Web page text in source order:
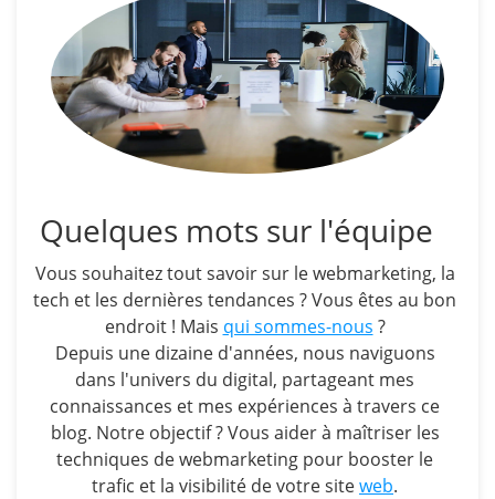
Quelques mots sur l'équipe
Vous souhaitez tout savoir sur le webmarketing, la
tech et les dernières tendances ? Vous êtes au bon
endroit ! Mais qui sommes-nous ?
Depuis une dizaine d'années, nous naviguons
dans l'univers du digital, partageant mes
connaissances et mes expériences à travers ce
blog. Notre objectif ? Vous aider à maîtriser les
techniques de webmarketing pour booster le
trafic et la visibilité de votre siteweb.